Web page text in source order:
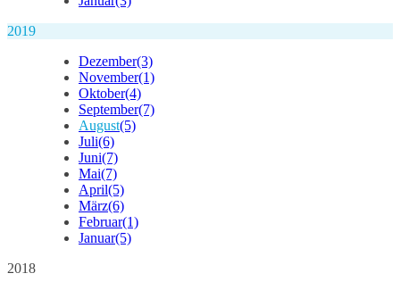
2019
Dezember(3)
November(1)
Oktober(4)
September(7)
August(5)
Juli(6)
Juni(7)
Mai(7)
April(5)
März(6)
Februar(1)
Januar(5)
2018